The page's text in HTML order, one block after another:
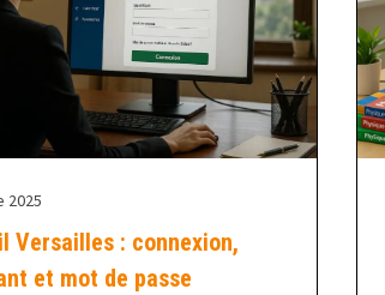
2025
Versailles : connexion,
et mot de passe